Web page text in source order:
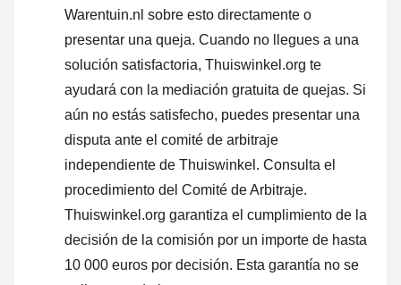
Warentuin.nl sobre esto directamente o
presentar una queja. Cuando no llegues a una
solución satisfactoria, Thuiswinkel.org te
ayudará con la mediación gratuita de quejas. Si
aún no estás satisfecho, puedes presentar una
disputa ante el comité de arbitraje
independiente de Thuiswinkel. Consulta el
procedimiento del Comité de Arbitraje.
Thuiswinkel.org garantiza el cumplimiento de la
decisión de la comisión por un importe de hasta
10 000 euros por decisión. Esta garantía no se